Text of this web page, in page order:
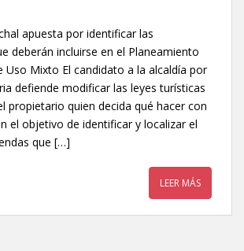
apuesta por identificar las
deberán incluirse en el Planeamiento
Uso Mixto El candidato a la alcaldía por
defiende modificar las leyes turísticas
propietario quien decida qué hacer con
el objetivo de identificar y localizar el
que […]
LEER MÁS